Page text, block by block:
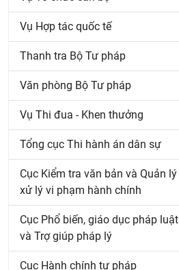
Vụ Hợp tác quốc tế
Thanh tra Bộ Tư pháp
Văn phòng Bộ Tư pháp
Vụ Thi đua - Khen thưởng
Tổng cục Thi hành án dân sự
Cục Kiểm tra văn bản và Quản lý
xử lý vi phạm hành chính
Cục Phổ biến, giáo dục pháp luật
và Trợ giúp pháp lý
Cục Hành chính tư pháp